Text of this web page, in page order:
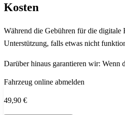
Kosten
Während die Gebühren für die
Unterstützung, falls etwas nicht
Darüber hinaus garantieren wir: Wenn
Fahrzeug online abmelden
49,90 €